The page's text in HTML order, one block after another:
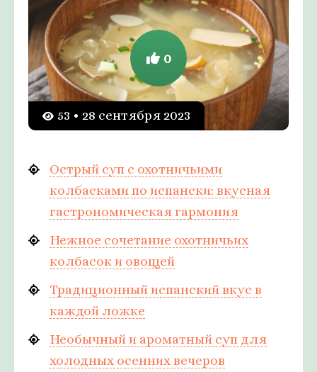
53 • 28 сентября 2023
0
Острый суп с охотничьими
колбасками по испански: вкусная
гастрономическая гармония
Нежное сочетание охотничьих
колбасок и овощей
Традиционный испанский вкус в
каждой ложке
Необычный и ароматный суп для
холодных осенних вечеров